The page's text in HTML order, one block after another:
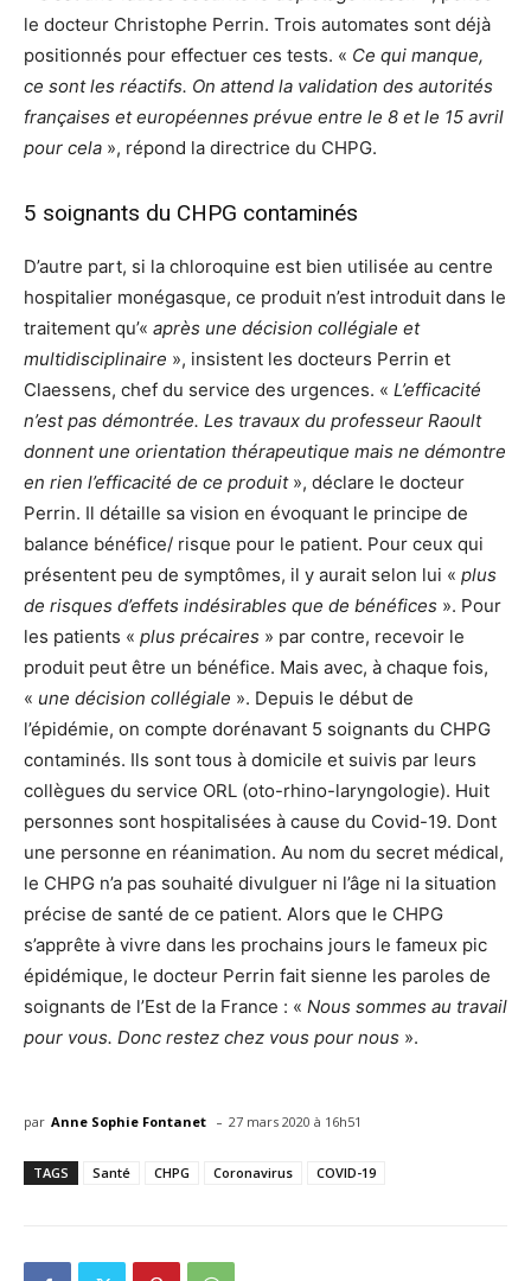
le docteur Christophe Perrin. Trois automates sont déjà
positionnés pour effectuer ces tests. « Ce qui manque,
ce sont les réactifs. On attend la validation des autorités
françaises et européennes prévue entre le 8 et le 15 avril
pour cela », répond la directrice du CHPG.
5 soignants du CHPG contaminés
D’autre part, si la chloroquine est bien utilisée au centre
hospitalier monégasque, ce produit n’est introduit dans le
traitement qu’« après une décision collégiale et
multidisciplinaire », insistent les docteurs Perrin et
Claessens, chef du service des urgences. « L’efficacité
n’est pas démontrée. Les travaux du professeur Raoult
donnent une orientation thérapeutique mais ne démontre
en rien l’efficacité de ce produit», déclare le docteur
Perrin. Il détaille sa vision en évoquant le principe de
balance bénéfice/ risque pour le patient. Pour ceux qui
présentent peu de symptômes, il y aurait selon lui « plus
de risques d’effets indésirables que de bénéfices ». Pour
les patients « plus précaires » par contre, recevoir le
produit peut être un bénéfice. Mais avec, à chaque fois,
« une décision collégiale ». Depuis le début de
l’épidémie, on compte dorénavant 5 soignants du CHPG
contaminés. Ils sont tous à domicile et suivis par leurs
collègues du service ORL (oto-rhino-laryngologie). Huit
personnes sont hospitalisées à cause du Covid-19. Dont
une personne en réanimation. Au nom du secret médical,
le CHPG n’a pas souhaité divulguer ni l’âge ni la situation
précise de santé de ce patient. Alors que le CHPG
s’apprête à vivre dans les prochains jours le fameux pic
épidémique, le docteur Perrin fait sienne les paroles de
soignants de l’Est de la France : « Nous sommes au travail
pour vous. Donc restez chez vous pour nous ».
par Anne Sophie Fontanet - 27 mars 2020 à 16h51
TAGS Santé CHPG Coronavirus COVID-19